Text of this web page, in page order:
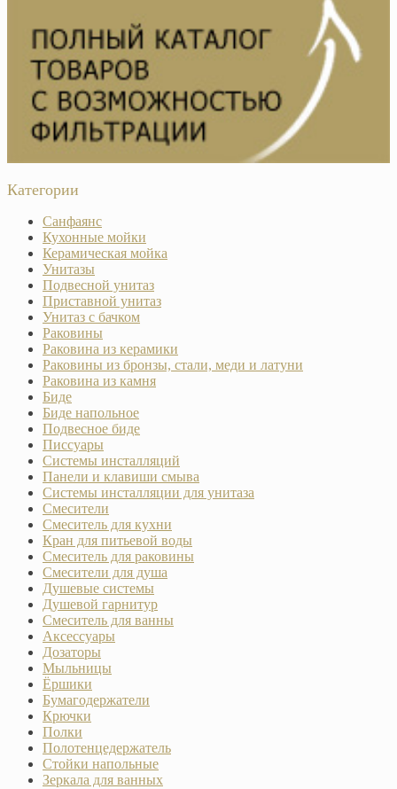
Категории
Санфаянс
Кухонные мойки
Керамическая мойка
Унитазы
Подвесной унитаз
Приставной унитаз
Унитаз с бачком
Раковины
Раковина из керамики
Раковины из бронзы, стали, меди и латуни
Раковина из камня
Биде
Биде напольное
Подвесное биде
Писсуары
Системы инсталляций
Панели и клавиши смыва
Системы инсталляции для унитаза
Смесители
Смеситель для кухни
Кран для питьевой воды
Смеситель для раковины
Смесители для душа
Душевые системы
Душевой гарнитур
Смеситель для ванны
Аксессуары
Дозаторы
Мыльницы
Ёршики
Бумагодержатели
Крючки
Полки
Полотенцедержатель
Стойки напольные
Зеркала для ванных